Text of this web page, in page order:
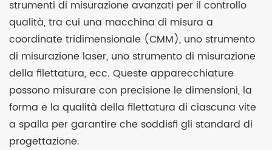
strumenti di misurazione avanzati per il controllo
qualità, tra cui una macchina di misura a
coordinate tridimensionale (CMM), uno strumento
di misurazione laser, uno strumento di misurazione
della filettatura, ecc. Queste apparecchiature
possono misurare con precisione le dimensioni, la
forma e la qualità della filettatura di ciascuna vite
a spalla per garantire che soddisfi gli standard di
progettazione.